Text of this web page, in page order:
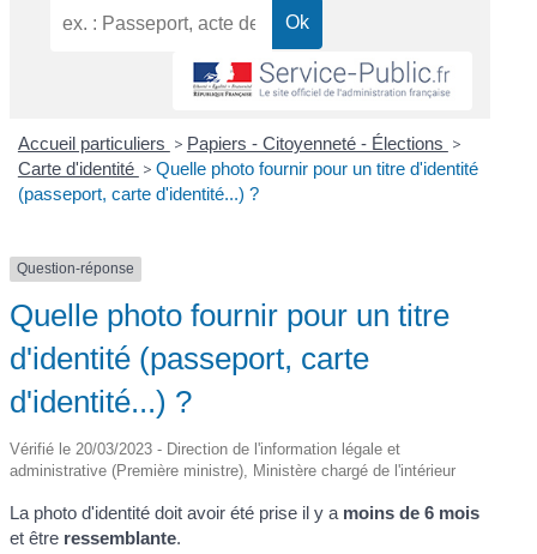
Accueil particuliers > Papiers - Citoyenneté - Élections >
Carte d'identité > Quelle photo fournir pour un titre d'identité
(passeport, carte d'identité...) ?
Question-réponse
Quelle photo fournir pour un titre
d'identité (passeport, carte
d'identité...) ?
Vérifié le 20/03/2023 - Direction de l'information légale et
administrative (Première ministre), Ministère chargé de l'intérieur
La photo d'identité doit avoir été prise il y a moins de 6 mois
et être ressemblante.